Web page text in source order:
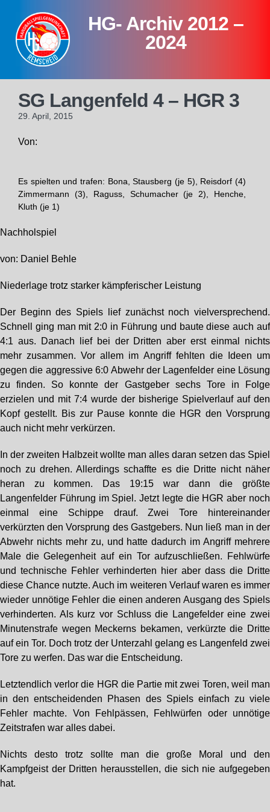
content
HG- Archiv 2012 –
2024
SG Langenfeld 4 – HGR 3
29. April, 2015
Von:
Es spielten und trafen: Bona, Stausberg (je 5), Reisdorf (4)
Zimmermann (3), Raguss, Schumacher (je 2), Henche,
Kluth (je 1)
Nachholspiel
von: Daniel Behle
Niederlage trotz starker kämpferischer Leistung
Der Beginn des Spiels lief zunächst noch vielversprechend.
Schnell ging man mit 2:0 in Führung und baute diese auch auf
4:1 aus. Danach lief bei der Dritten aber erst einmal nichts
mehr zusammen. Vor allem im Angriff fehlten die Ideen um
gegen die aggressive 6:0 Abwehr der Lagenfelder eine Lösung
zu finden. So konnte der Gastgeber sechs Tore in Folge
erzielen und mit 7:4 wurde der bisherige Spielverlauf auf den
Kopf gestellt. Bis zur Pause konnte die HGR den Vorsprung
auch nicht mehr verkürzen.
In der zweiten Halbzeit wollte man alles daran setzen das Spiel
noch zu drehen. Allerdings schaffte es die Dritte nicht näher
heran zu kommen. Das 19:15 war dann die größte
Langenfelder Führung im Spiel. Jetzt legte die HGR aber noch
einmal eine Schippe drauf. Zwei Tore hintereinander
verkürzten den Vorsprung des Gastgebers. Nun ließ man in der
Abwehr nichts mehr zu, und hatte dadurch im Angriff mehrere
Male die Gelegenheit auf ein Tor aufzuschließen. Fehlwürfe
und technische Fehler verhinderten hier aber dass die Dritte
diese Chance nutzte. Auch im weiteren Verlauf waren es immer
wieder unnötige Fehler die einen anderen Ausgang des Spiels
verhinderten. Als kurz vor Schluss die Langefelder eine zwei
Minutenstrafe wegen Meckerns bekamen, verkürzte die Dritte
auf ein Tor. Doch trotz der Unterzahl gelang es Langenfeld zwei
Tore zu werfen. Das war die Entscheidung.
Letztendlich verlor die HGR die Partie mit zwei Toren, weil man
in den entscheidenden Phasen des Spiels einfach zu viele
Fehler machte. Von Fehlpässen, Fehlwürfen oder unnötige
Zeitstrafen war alles dabei.
Nichts desto trotz sollte man die große Moral und den
Kampfgeist der Dritten herausstellen, die sich nie aufgegeben
hat.